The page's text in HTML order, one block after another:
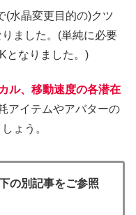
水晶変更目的の)クツ
ました。(単純に必要
となりました。)
ル、移動速度の各潜在
アイテムやアバターの
ょう。
の別記事をご参照